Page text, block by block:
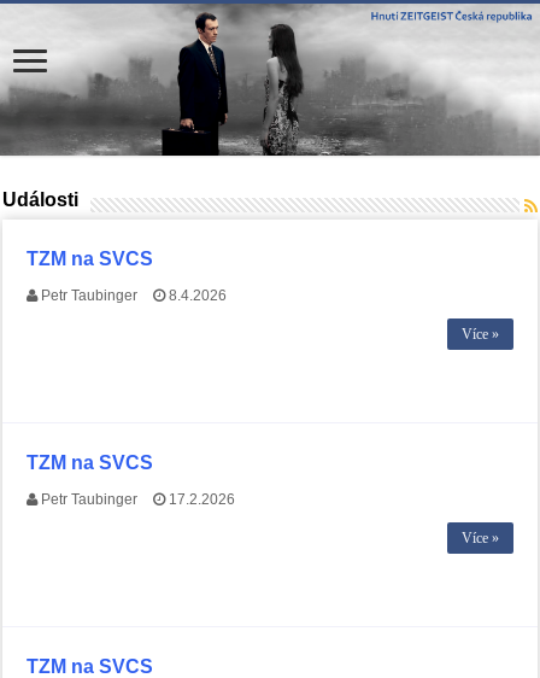
Události
TZM na SVCS
Petr Taubinger 8.4.2026
Více »
TZM na SVCS
Petr Taubinger 17.2.2026
Více »
TZM na SVCS